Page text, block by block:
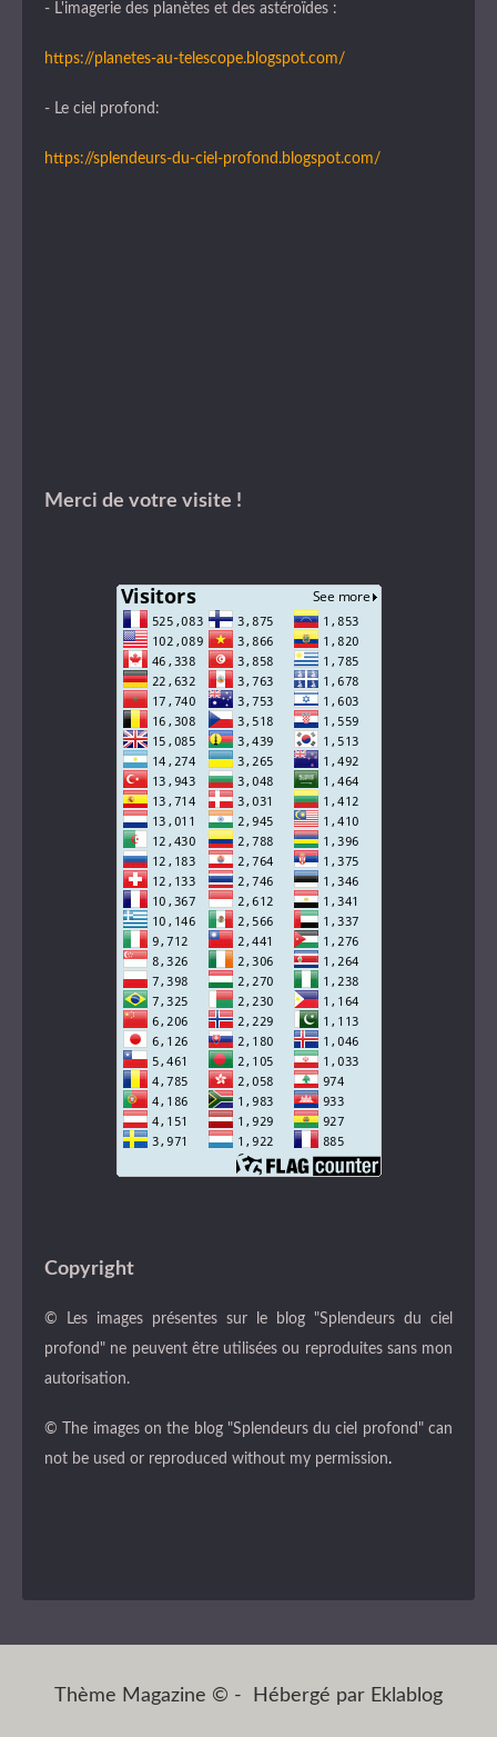
- L'imagerie des planètes et des astéroïdes :
https://planetes-au-telescope.blogspot.com/
- Le ciel profond:
https://splendeurs-du-ciel-profond.blogspot.com/
Merci de votre visite !
Copyright
© Les images présentes sur le blog "Splendeurs du ciel
profond" ne peuvent être utilisées ou reproduites sans mon
autorisation.
© The images on the blog "Splendeurs du ciel profond" can
not be used or reproduced without my permission.
Thème Magazine © - Hébergé par Eklablog